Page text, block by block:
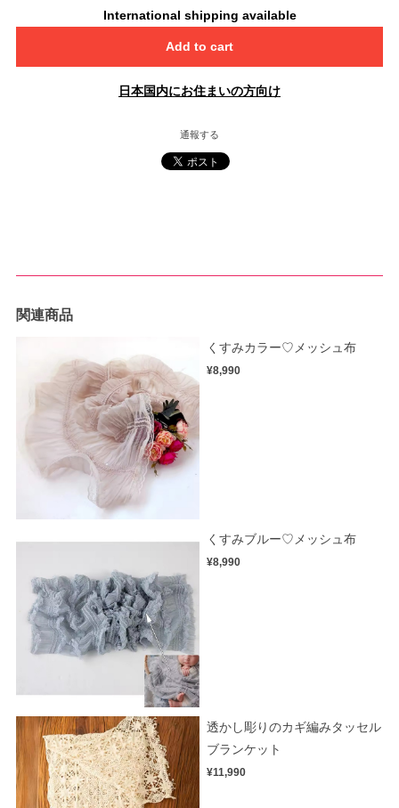
International shipping available
Add to cart
日本国内にお住まいの方向け
通報する
関連商品
くすみカラー♡メッシュ布
¥8,990
くすみブルー♡メッシュ布
¥8,990
透かし彫りのカギ編みタッセル
ブランケット
¥11,990